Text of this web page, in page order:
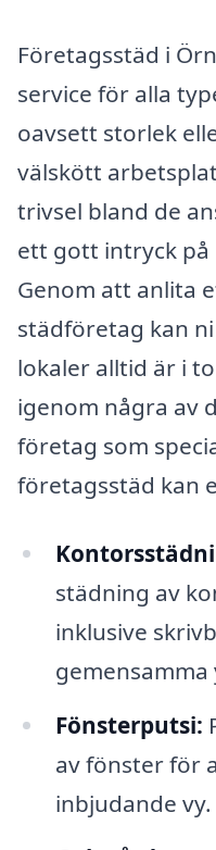
Företagsstäd i
service för alla
oavsett storlek
välskött
trivsel bland de
ett gott intryck på
Genom att anlita
städföretag kan
lokaler alltid är i
igenom några av
företag som
företagsstäd kan
städning av
inklusive
gemensamma
Fönsterputsi:
av fönster för
inbjudande vy.